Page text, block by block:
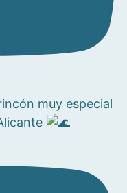
rincón muy especial